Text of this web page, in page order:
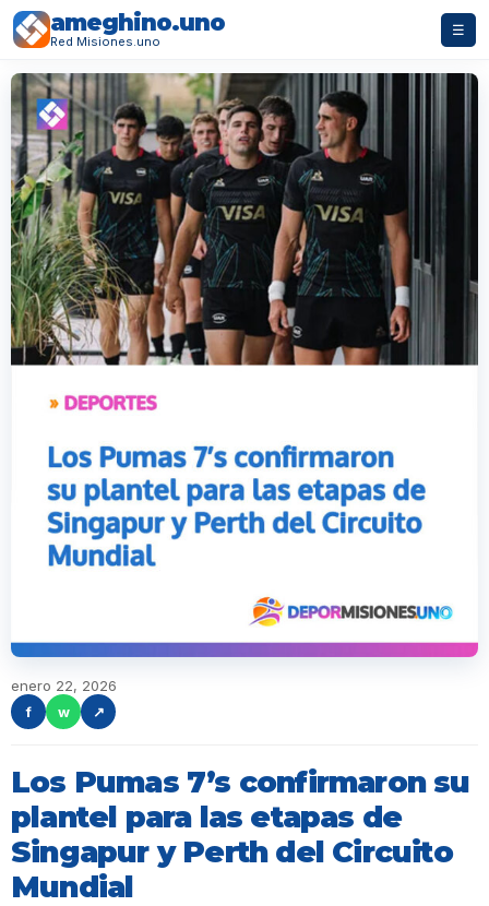
ameghino.uno
Red Misiones.uno
☰
enero 22, 2026
f
w ↗
Los Pumas 7’s confirmaron su
plantel para las etapas de
Singapur y Perth del Circuito
Mundial